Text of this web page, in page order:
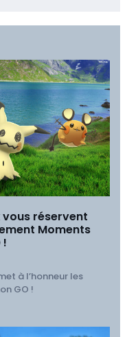
vous réservent
Moments
!
à l’honneur les
GO !